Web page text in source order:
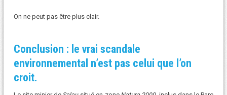
On ne peut pas être plus clair.
Conclusion : le vrai scandale
environnemental n’est pas celui que l’on
croit.